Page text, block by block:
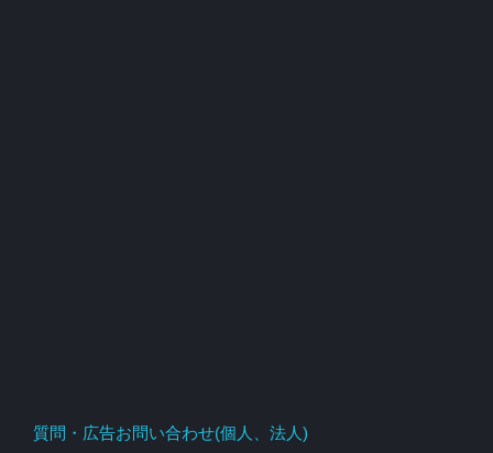
質問・広告お問い合わせ(個人、法人)